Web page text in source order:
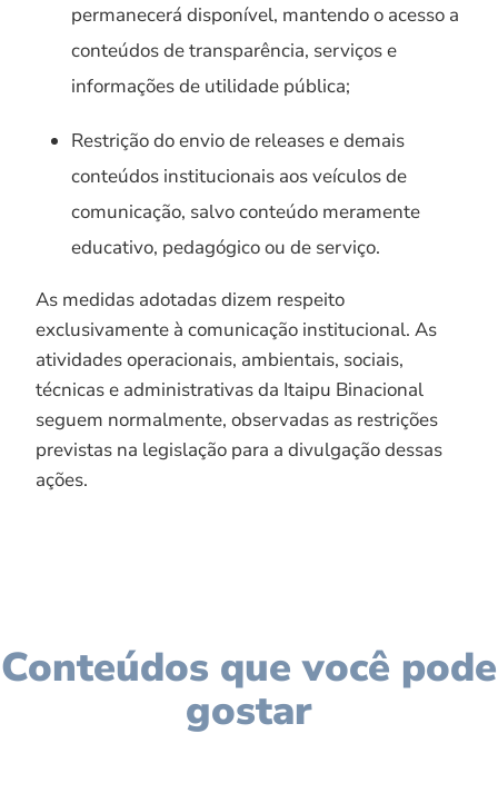
permanecerá disponível, mantendo o acesso a
conteúdos de transparência, serviços e
informações de utilidade pública;
Restrição do envio de releases e demais
conteúdos institucionais aos veículos de
comunicação, salvo conteúdo meramente
educativo, pedagógico ou de serviço.
As medidas adotadas dizem respeito
exclusivamente à comunicação institucional. As
atividades operacionais, ambientais, sociais,
técnicas e administrativas da Itaipu Binacional
seguem normalmente, observadas as restrições
previstas na legislação para a divulgação dessas
ações.
Conteúdos que você pode
gostar